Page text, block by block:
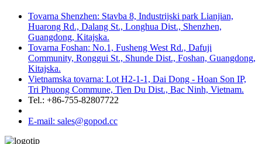
Tovarna Shenzhen: Stavba 8, Industrijski park Lianjian,
Huarong Rd., Dalang St., Longhua Dist., Shenzhen,
Guangdong, Kitajska.
Tovarna Foshan: No.1, Fusheng West Rd., Dafuji
Community, Ronggui St., Shunde Dist., Foshan, Guangdong,
Kitajska.
Vietnamska tovarna: Lot H2-1-1, Dai Dong - Hoan Son IP,
Tri Phuong Commune, Tien Du Dist., Bac Ninh, Vietnam.
Tel.: +86-755-82807722
E-mail: sales@gopod.cc